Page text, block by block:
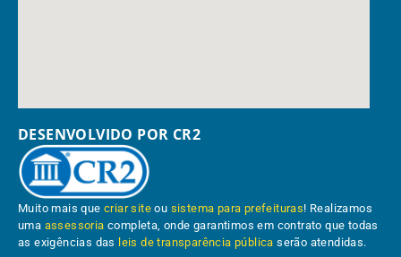
DESENVOLVIDO POR CR2
Muito mais quecriar site ou sistema para prefeituras! Realizamos
uma assessoria completa, onde garantimos em contrato que todas
as exigências das leis de transparência pública serão atendidas.